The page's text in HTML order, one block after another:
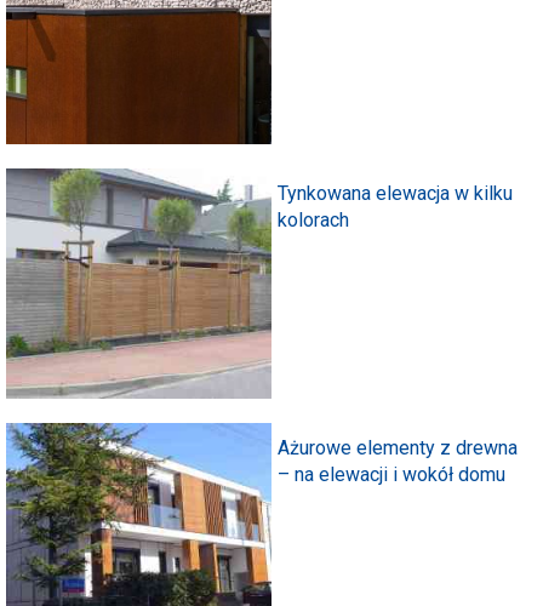
Tynkowana elewacja w kilku
kolorach
Ażurowe elementy z drewna
– na elewacji i wokół domu